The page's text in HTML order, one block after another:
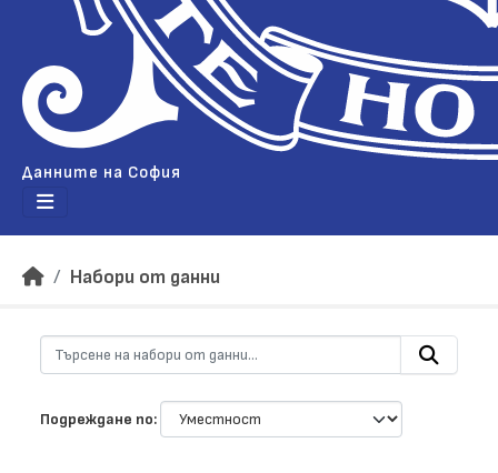
Данните на София
Набори от данни
Подреждане по